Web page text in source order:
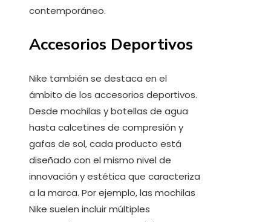
contemporáneo.
Accesorios Deportivos
Nike también se destaca en el
ámbito de los accesorios deportivos.
Desde mochilas y botellas de agua
hasta calcetines de compresión y
gafas de sol, cada producto está
diseñado con el mismo nivel de
innovación y estética que caracteriza
a la marca. Por ejemplo, las mochilas
Nike suelen incluir múltiples